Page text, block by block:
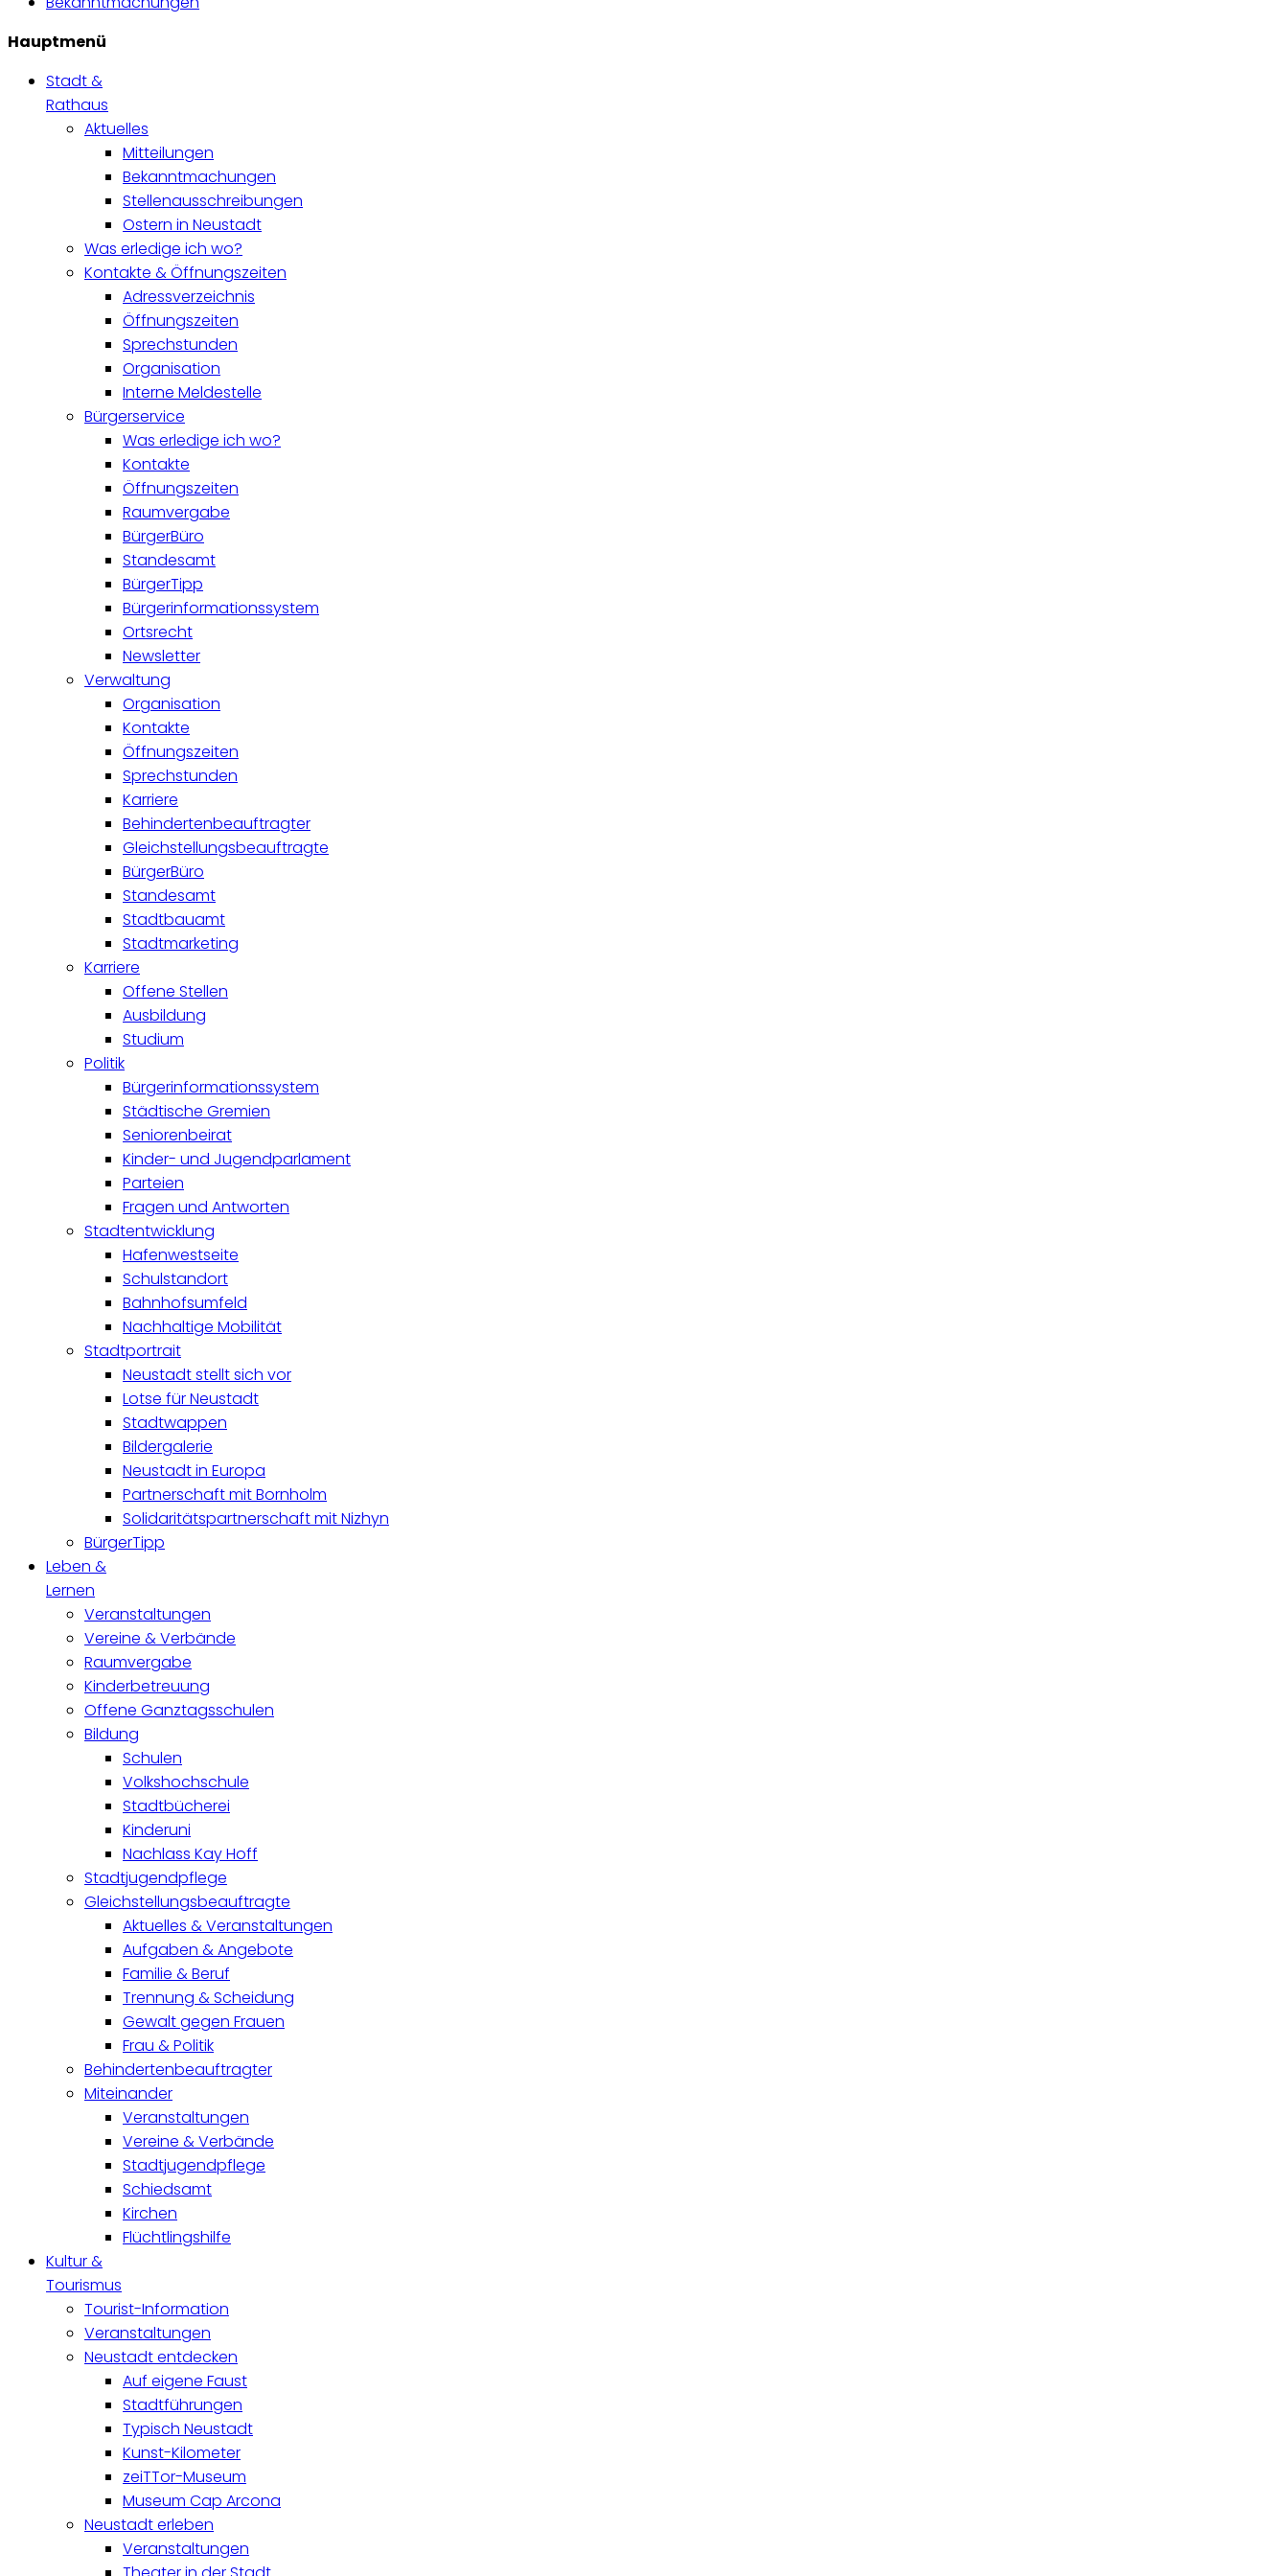
Hauptmenü
Stadt &
Rathaus
Aktuelles
Mitteilungen
Bekanntmachungen
Stellenausschreibungen
Ostern in Neustadt
Was erledige ich wo?
Kontakte & Öffnungszeiten
Adressverzeichnis
Öffnungszeiten
Sprechstunden
Organisation
Interne Meldestelle
Bürgerservice
Was erledige ich wo?
Kontakte
Öffnungszeiten
Raumvergabe
BürgerBüro
Standesamt
BürgerTipp
Bürgerinformationssystem
Ortsrecht
Newsletter
Verwaltung
Organisation
Kontakte
Öffnungszeiten
Sprechstunden
Karriere
Behindertenbeauftragter
Gleichstellungsbeauftragte
BürgerBüro
Standesamt
Stadtbauamt
Stadtmarketing
Karriere
Offene Stellen
Ausbildung
Studium
Politik
Bürgerinformationssystem
Städtische Gremien
Seniorenbeirat
Kinder- und Jugendparlament
Parteien
Fragen und Antworten
Stadtentwicklung
Hafenwestseite
Schulstandort
Bahnhofsumfeld
Nachhaltige Mobilität
Stadtportrait
Neustadt stellt sich vor
Lotse für Neustadt
Stadtwappen
Bildergalerie
Neustadt in Europa
Partnerschaft mit Bornholm
Solidaritätspartnerschaft mit Nizhyn
BürgerTipp
Leben &
Lernen
Veranstaltungen
Vereine & Verbände
Raumvergabe
Kinderbetreuung
Offene Ganztagsschulen
Bildung
Schulen
Volkshochschule
Stadtbücherei
Kinderuni
Nachlass Kay Hoff
Stadtjugendpflege
Gleichstellungsbeauftragte
Aktuelles & Veranstaltungen
Aufgaben & Angebote
Familie & Beruf
Trennung & Scheidung
Gewalt gegen Frauen
Frau & Politik
Behindertenbeauftragter
Miteinander
Veranstaltungen
Vereine & Verbände
Stadtjugendpflege
Schiedsamt
Kirchen
Flüchtlingshilfe
Kultur &
Tourismus
Tourist-Information
Veranstaltungen
Neustadt entdecken
Auf eigene Faust
Stadtführungen
Typisch Neustadt
Kunst-Kilometer
zeiTTor-Museum
Museum Cap Arcona
Neustadt erleben
Veranstaltungen